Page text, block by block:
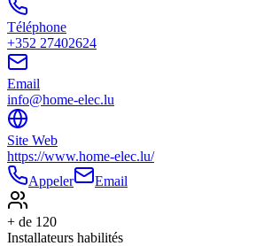
Téléphone
+352 27402624
Email
info@home-elec.lu
Site Web
https://www.home-elec.lu/
Appeler
Email
+ de 120
Installateurs habilités